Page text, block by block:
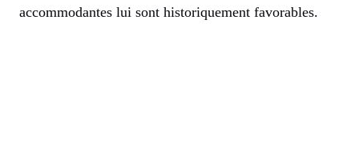
accommodantes lui sont historiquement favorables.